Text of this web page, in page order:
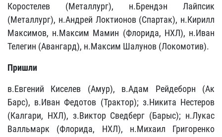
Коростелев (Металлург), н.Брендэн Лайпсик
(Металлург), н.Андрей Локтионов (Спартак), н.Кирилл
Максимов, н.Максим Мамин (Флорида, НХЛ), н.Иван
Телегин (Авангард), н.Максим Шалунов (Локомотив).
Пришли
в.Евгений Киселев (Амур), в.Адам Рейдеборн (Ак
Барс), в.Иван Федотов (Трактор); з.Никита Нестеров
(Калгари, НХЛ), з.Виктор Сведберг (Барыс); н.Лукас
Валльмарк (Флорида, НХЛ), н.Михаил Григоренко